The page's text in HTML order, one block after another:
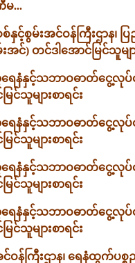
မ...
နှင့်စွမ်းအင်ဝန်ကြီးဌာန၊ ပ
းအင်) တင်ဒါအောင်မြင်သူမျာ
ာ့ရေနံနှင့်သဘာဝဓာတ်ငွေ့လုပ်င
ြင်သူများစာရင်း
ာ့ရေနံနှင့်သဘာဝဓာတ်ငွေ့လုပ်င
ြင်သူများစာရင်း
ာ့ရေနံနှင့်သဘာဝဓာတ်ငွေ့လုပ်င
ြင်သူများစာရင်း
ာ့ရေနံနှင့်သဘာဝဓာတ်ငွေ့လုပ်င
ြင်သူများစာရင်း
ဝန်ကြီးဌာန၊ ရေနံထွက်ပစ္